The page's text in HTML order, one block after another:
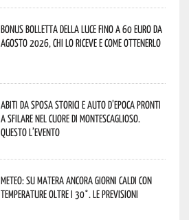
Bonus bolletta della luce fino a 60 euro da
agosto 2026, chi lo riceve e come ottenerlo
Abiti da sposa storici e auto d’epoca pronti
a sfilare nel cuore di Montescaglioso.
Questo l’evento
Meteo: su Matera ancora giorni caldi con
temperature oltre i 30°. Le previsioni